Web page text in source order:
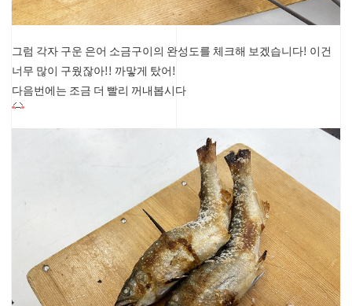
그럼 각자 구운 은어 소금구이의 완성도를 체크해 보겠습니다! 이건
너무 많이 구웠잖아!! 까맣게 탔어!
다음번에는 조금 더 빨리 꺼내봅시다